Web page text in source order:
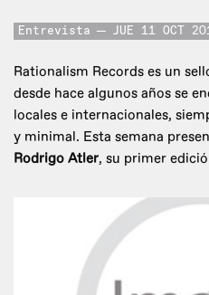
Entrevista JUE 11 OCT
Rationalism Records es un
desde hace algunos años se
locales e internacionales,
y minimal. Esta semana
Rodrigo Atler, su primer